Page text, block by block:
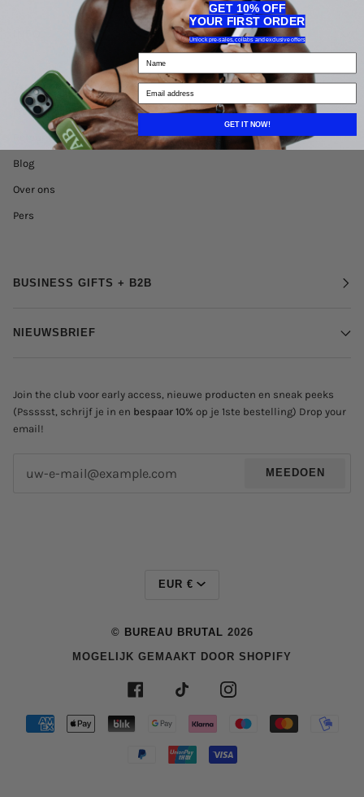
Verzending
Product care
Retour beleid
Blog
Over ons
Pers
BUSINESS GIFTS + B2B
NIEUWSBRIEF
Join the club voor early access, nieuwe producten en sneak peeks
(Pssssst, schrijf je in en bespaar 10% op je 1ste bestelling) Drop your
email!
MEEDOEN
EUR €
© BUREAU BRUTAL 2026
MOGELIJK GEMAAKT DOOR SHOPIFY
FACEBOOKTIKTOK INSTAGRAM
AMERICANAPPLEBLIK
GOOGLEKLARNA MAESTROMASTER
PAYPAL UNIONPAY
GET 10% OFF
YOUR FIRST ORDER
Unlock pre-sales, collabs and exclusive offers
GET IT NOW!